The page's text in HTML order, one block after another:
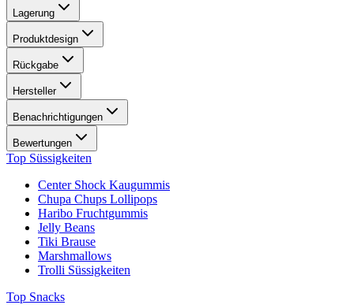
Lagerung
Produktdesign
Rückgabe
Hersteller
Benachrichtigungen
Bewertungen
Top Süssigkeiten
Center Shock Kaugummis
Chupa Chups Lollipops
Haribo Fruchtgummis
Jelly Beans
Tiki Brause
Marshmallows
Trolli Süssigkeiten
Top Snacks